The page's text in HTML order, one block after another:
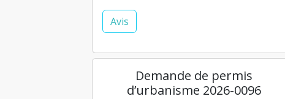
Avis
Demande de permis
d’urbanisme 2026-0096